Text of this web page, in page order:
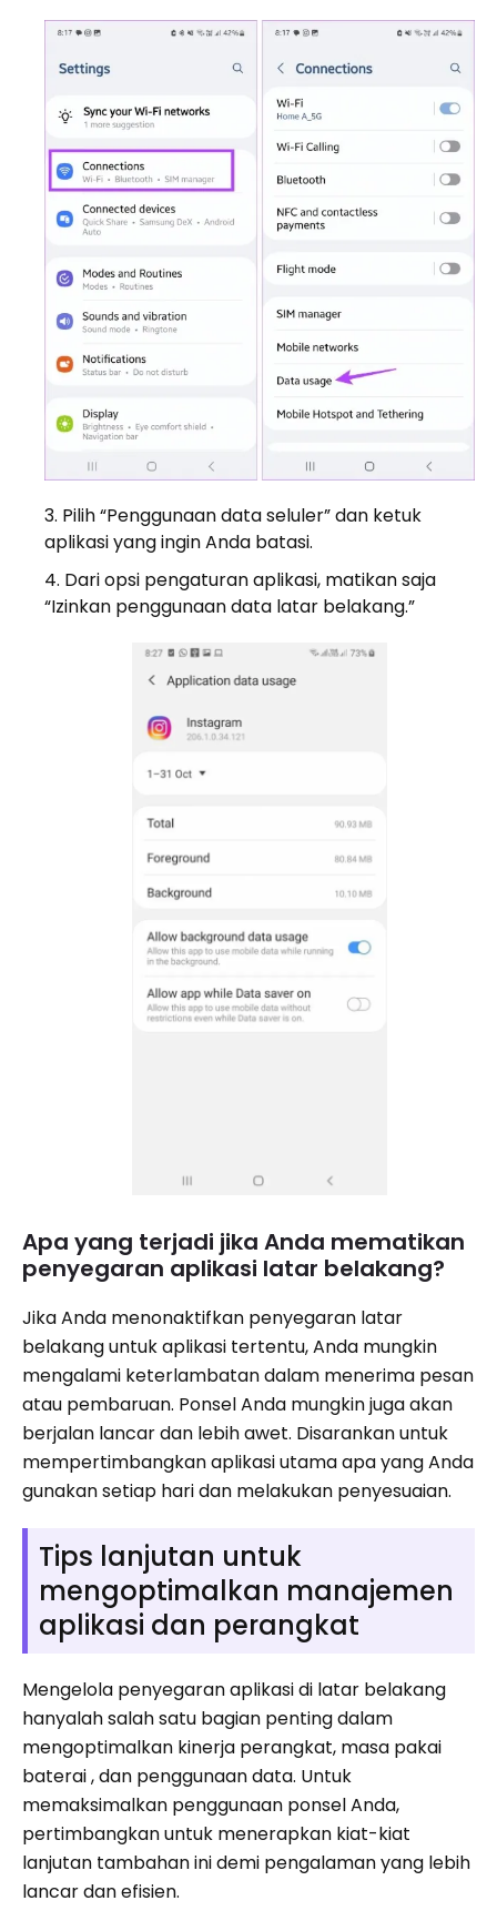
Pilih “Penggunaan data seluler” dan ketuk
aplikasi yang ingin Anda batasi.
Dari opsi pengaturan aplikasi, matikan saja
“Izinkan penggunaan data latar belakang.”
Apa yang terjadi jika Anda mematikan
penyegaran aplikasi latar belakang?
Jika Anda menonaktifkan penyegaran latar
belakang untuk aplikasi tertentu, Anda mungkin
mengalami keterlambatan dalam menerima pesan
atau pembaruan. Ponsel Anda mungkin juga akan
berjalan lancar dan lebih awet. Disarankan untuk
mempertimbangkan aplikasi utama apa yang Anda
gunakan setiap hari dan melakukan penyesuaian.
Tips lanjutan untuk
mengoptimalkan manajemen
aplikasi dan perangkat
Mengelola penyegaran aplikasi di latar belakang
hanyalah salah satu bagian penting dalam
mengoptimalkan kinerja perangkat, masa pakai
baterai , dan penggunaan data. Untuk
memaksimalkan penggunaan ponsel Anda,
pertimbangkan untuk menerapkan kiat-kiat
lanjutan tambahan ini demi pengalaman yang lebih
lancar dan efisien.